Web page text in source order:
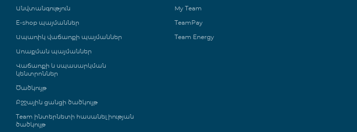
Անվտանգություն
E-shop պայմաններ
Ապառիկ վաճառքի պայմաններ
Առաքման պայմաններ
Վաճառքի և սպասարկման
կենտրոններ
Ծածկույթ
Բջջային ցանցի ծածկույթ
Team ինտերնետի հասանելիության
ծածկույթ
My Team
TeamPay
Team Energy